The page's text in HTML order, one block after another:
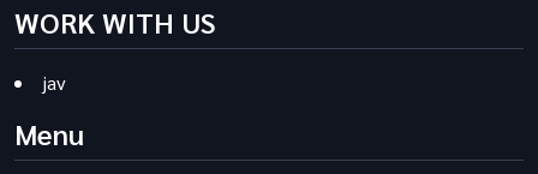
WORK WITH US
jav
Menu